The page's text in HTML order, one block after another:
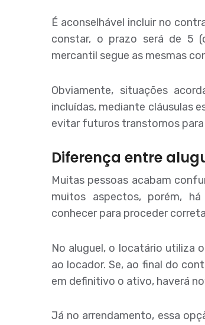
É aconselhável incluir no
constar, o prazo será de 5
mercantil segue as mesmas
Obviamente, situações
incluídas, mediante cláusulas
evitar futuros transtornos para
Diferença entre
Muitas pessoas acabam
muitos aspectos, porém,
conhecer para proceder
No aluguel, o locatário utiliza
ao locador. Se, ao final do
em definitivo o ativo, haverá
Já no arrendamento, essa